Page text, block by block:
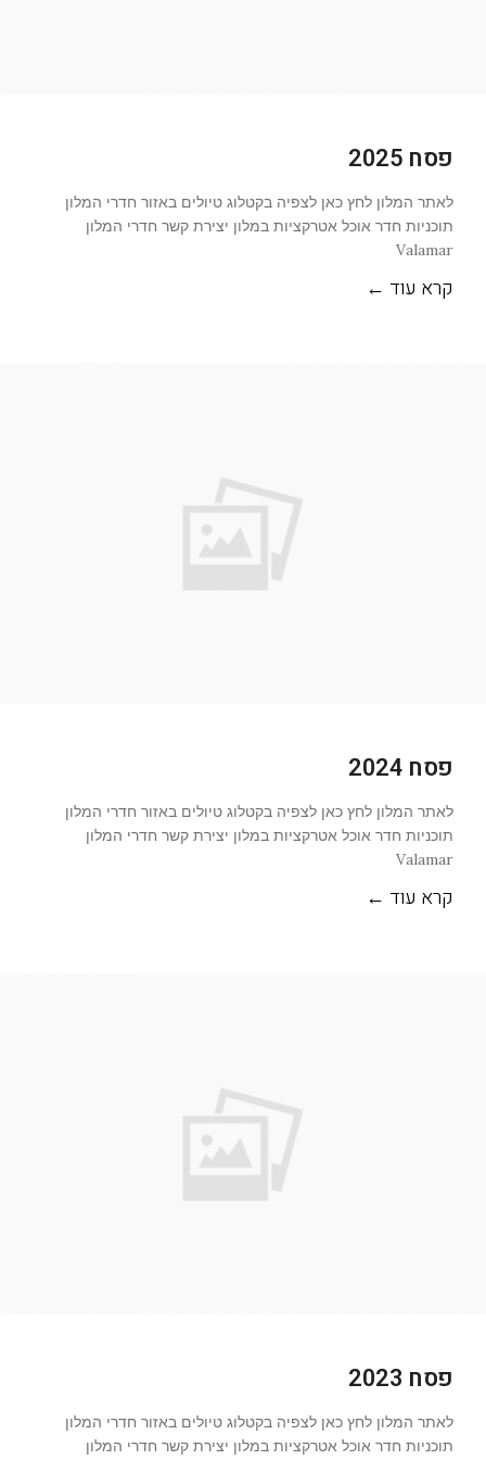
פסח 2025
לאתר המלון לחץ כאן לצפיה בקטלוג טיולים באזור חדרי המלון
תוכניות חדר אוכל אטרקציות במלון יצירת קשר חדרי המלון
Valamar
קרא עוד ←
פסח 2024
לאתר המלון לחץ כאן לצפיה בקטלוג טיולים באזור חדרי המלון
תוכניות חדר אוכל אטרקציות במלון יצירת קשר חדרי המלון
Valamar
קרא עוד ←
פסח 2023
לאתר המלון לחץ כאן לצפיה בקטלוג טיולים באזור חדרי המלון
תוכניות חדר אוכל אטרקציות במלון יצירת קשר חדרי המלון